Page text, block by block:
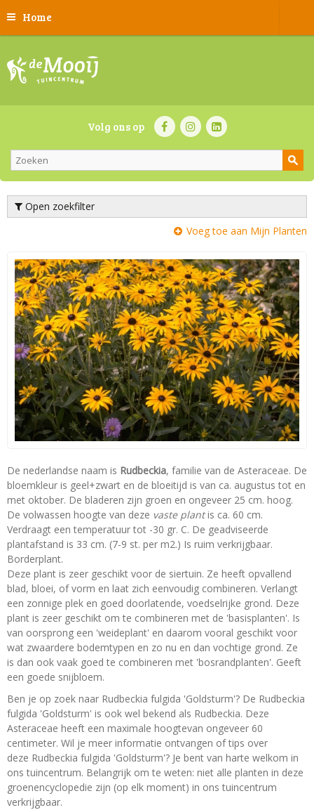
Home
Volg ons op
Open zoekfilter
Voeg toe aan Mijn Planten
De nederlandse naam is Rudbeckia, familie van de Asteraceae. De
bloemkleur is geel+zwart en de bloeitijd is van ca. augustus tot en
met oktober. De bladeren zijn groen en ongeveer 25 cm. hoog.
De volwassen hoogte van deze vaste plantis ca. 60 cm.
Verdraagt een temperatuur tot -30 gr. C. De geadviseerde
plantafstand is 33 cm. (7-9 st. per m2.) Is ruim verkrijgbaar.
Borderplant.
Deze plant is zeer geschikt voor de siertuin. Ze heeft opvallend
blad, bloei, of vorm en laat zich eenvoudig combineren. Verlangt
een zonnige plek en goed doorlatende, voedselrijke grond. Deze
plant is zeer geschikt om te combineren met de 'basisplanten'. Is
van oorsprong een 'weideplant' en daarom vooral geschikt voor
wat zwaardere bodemtypen en zo nu en dan vochtige grond. Ze
is dan ook vaak goed te combineren met 'bosrandplanten'. Geeft
een goede snijbloem.
Ben je op zoek naar Rudbeckia fulgida 'Goldsturm'? De Rudbeckia
fulgida 'Goldsturm' is ook wel bekend als Rudbeckia. Deze
Asteraceae heeft een maximale hoogtevan ongeveer 60
centimeter. Wil je meer informatie ontvangen of tips over
deze Rudbeckia fulgida 'Goldsturm'? Je bent van harte welkom in
ons tuincentrum. Belangrijk om te weten: niet alle planten in deze
groenencyclopedie zijn (op elk moment) in ons tuincentrum
verkrijgbaar.